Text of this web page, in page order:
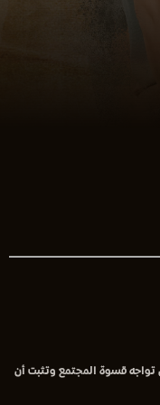
تواجه قسوة المجتمع وتثبت أن